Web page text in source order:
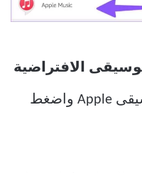
الافتراضية
بجانب موسيقى Apple واضغط